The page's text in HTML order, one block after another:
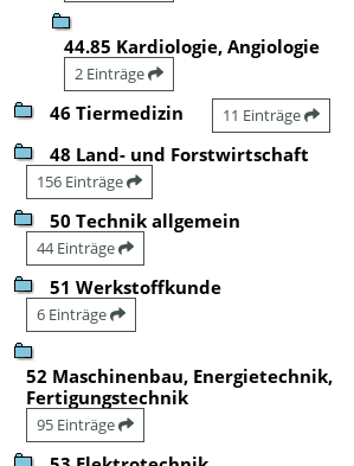
44.85 Kardiologie, Angiologie
2 Einträge
46 Tiermedizin 11 Einträge
48 Land- und Forstwirtschaft
156 Einträge
50 Technik allgemein
44 Einträge
51 Werkstoffkunde
6 Einträge
52 Maschinenbau, Energietechnik,
Fertigungstechnik
95 Einträge